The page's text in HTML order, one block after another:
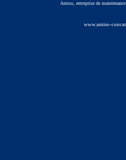
Amiso, entreprise de
www.amiso-